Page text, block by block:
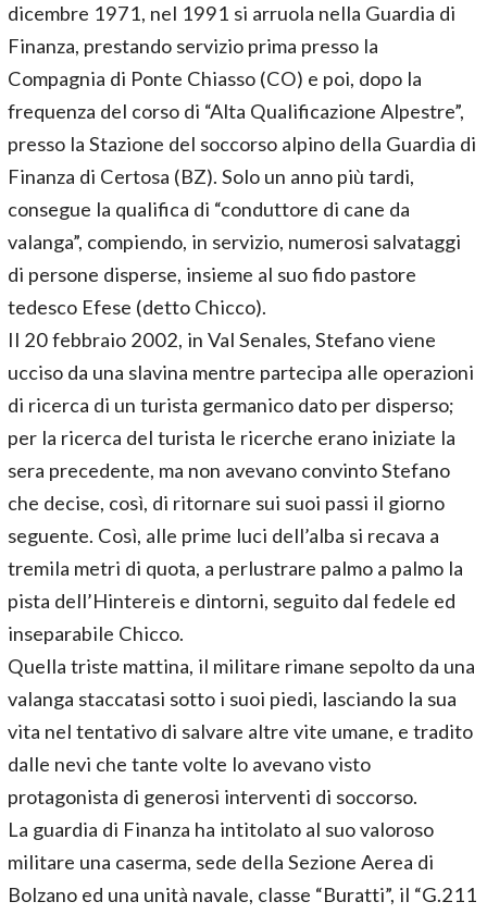
dicembre 1971, nel 1991 si arruola nella Guardia di
Finanza, prestando servizio prima presso la
Compagnia di Ponte Chiasso (CO) e poi, dopo la
frequenza del corso di “Alta Qualificazione Alpestre”,
presso la Stazione del soccorso alpino della Guardia di
Finanza di Certosa (BZ). Solo un anno più tardi,
consegue la qualifica di “conduttore di cane da
valanga”, compiendo, in servizio, numerosi salvataggi
di persone disperse, insieme al suo fido pastore
tedesco Efese (detto Chicco).
Il 20 febbraio 2002, in Val Senales, Stefano viene
ucciso da una slavina mentre partecipa alle operazioni
di ricerca di un turista germanico dato per disperso;
per la ricerca del turista le ricerche erano iniziate la
sera precedente, ma non avevano convinto Stefano
che decise, così, di ritornare sui suoi passi il giorno
seguente. Così, alle prime luci dell’alba si recava a
tremila metri di quota, a perlustrare palmo a palmo la
pista dell’Hintereis e dintorni, seguito dal fedele ed
inseparabile Chicco.
Quella triste mattina, il militare rimane sepolto da una
valanga staccatasi sotto i suoi piedi, lasciando la sua
vita nel tentativo di salvare altre vite umane, e tradito
dalle nevi che tante volte lo avevano visto
protagonista di generosi interventi di soccorso.
La guardia di Finanza ha intitolato al suo valoroso
militare una caserma, sede della Sezione Aerea di
Bolzano ed una unità navale, classe “Buratti”, il “G.211